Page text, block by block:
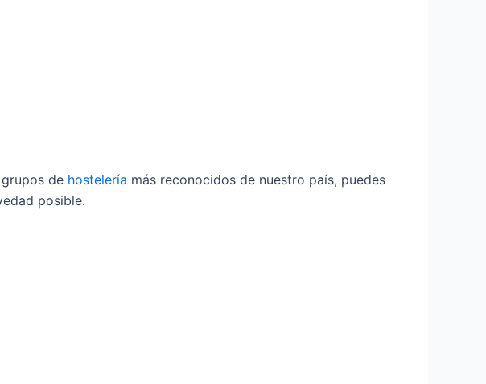
de hostelería más reconocidos de nuestro país, puedes
posible.